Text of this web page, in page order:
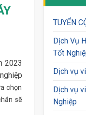
2023
chọn
sẽ
TUYỂN
Dịch Vụ
Tốt
Dịch vụ
Dịch vụ
Nghiệp